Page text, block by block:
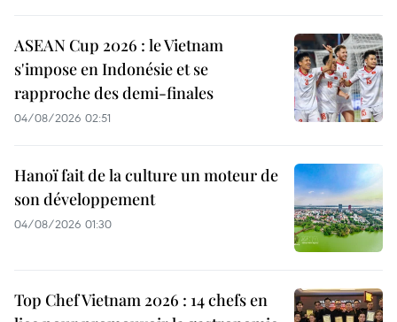
ASEAN Cup 2026 : le Vietnam
s'impose en Indonésie et se
rapproche des demi-finales
04/08/2026 02:51
Hanoï fait de la culture un moteur de
son développement
04/08/2026 01:30
Top Chef Vietnam 2026 : 14 chefs en